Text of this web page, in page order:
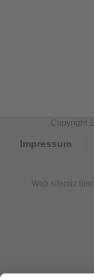
Copyright
Impressum
Web sitemiz